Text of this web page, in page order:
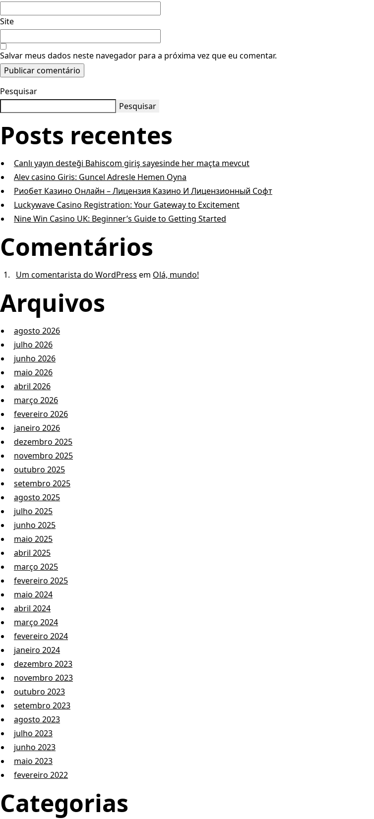
Site
Salvar meus dados neste navegador para a próxima vez que eu comentar.
Pesquisar
Pesquisar
Posts recentes
Canlı yayın desteği Bahiscom giriş sayesinde her maçta mevcut
Alev casino Giris: Guncel Adresle Hemen Oyna
Риобет Казино Онлайн – Лицензия Казино И Лицензионный Софт
Luckywave Casino Registration: Your Gateway to Excitement
Nine Win Casino UK: Beginner’s Guide to Getting Started
Comentários
Um comentarista do WordPress em Olá, mundo!
Arquivos
agosto 2026
julho 2026
junho 2026
maio 2026
abril 2026
março 2026
fevereiro 2026
janeiro 2026
dezembro 2025
novembro 2025
outubro 2025
setembro 2025
agosto 2025
julho 2025
junho 2025
maio 2025
abril 2025
março 2025
fevereiro 2025
maio 2024
abril 2024
março 2024
fevereiro 2024
janeiro 2024
dezembro 2023
novembro 2023
outubro 2023
setembro 2023
agosto 2023
julho 2023
junho 2023
maio 2023
fevereiro 2022
Categorias